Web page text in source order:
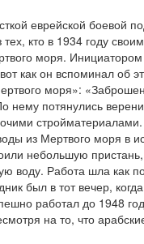
еврейской боевой
кто в 1934 году
моря. Инициатором
как он вспоминал об
моря»:
потянулись
из Мертвого моря в
небольшую
воду. Работа шла как
был в тот вечер,
работал до 1948
на то, что